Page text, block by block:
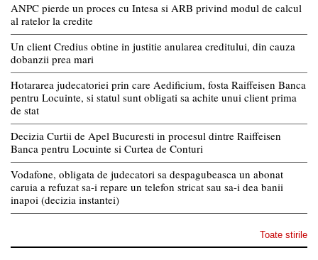
ANPC pierde un proces cu Intesa si ARB privind modul de calcul
al ratelor la credite
Un client Credius obtine in justitie anularea creditului, din cauza
dobanzii prea mari
Hotararea judecatoriei prin care Aedificium, fosta Raiffeisen Banca
pentru Locuinte, si statul sunt obligati sa achite unui client prima
de stat
Decizia Curtii de Apel Bucuresti in procesul dintre Raiffeisen
Banca pentru Locuinte si Curtea de Conturi
Vodafone, obligata de judecatori sa despagubeasca un abonat
caruia a refuzat sa-i repare un telefon stricat sau sa-i dea banii
inapoi (decizia instantei)
Toate stirile